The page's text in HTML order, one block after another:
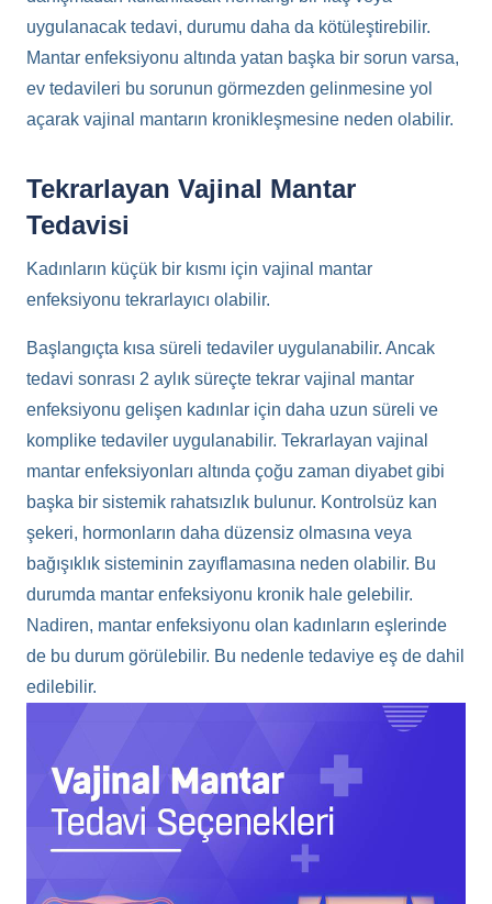
uygulanacak tedavi, durumu daha da kötüleştirebilir.
Mantar enfeksiyonu altında yatan başka bir sorun varsa,
ev tedavileri bu sorunun görmezden gelinmesine yol
açarak vajinal mantarın kronikleşmesine neden olabilir.
Tekrarlayan Vajinal Mantar
Tedavisi
Kadınların küçük bir kısmı için vajinal mantar
enfeksiyonu tekrarlayıcı olabilir.
Başlangıçta kısa süreli tedaviler uygulanabilir. Ancak
tedavi sonrası 2 aylık süreçte tekrar vajinal mantar
enfeksiyonu gelişen kadınlar için daha uzun süreli ve
komplike tedaviler uygulanabilir. Tekrarlayan vajinal
mantar enfeksiyonları altında çoğu zaman diyabet gibi
başka bir sistemik rahatsızlık bulunur. Kontrolsüz kan
şekeri, hormonların daha düzensiz olmasına veya
bağışıklık sisteminin zayıflamasına neden olabilir. Bu
durumda mantar enfeksiyonu kronik hale gelebilir.
Nadiren, mantar enfeksiyonu olan kadınların eşlerinde
de bu durum görülebilir. Bu nedenle tedaviye eş de dahil
edilebilir.